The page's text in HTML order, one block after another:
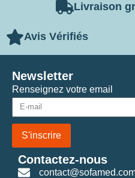
Livraison
Avis Vérifiés
Renseignez votre email
S'inscrire
Newsletter
Contactez-nous